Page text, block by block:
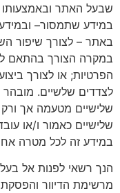
שבעל האתר
במידע שתמסור–
באתר – לצורך שיפור
במקרה הצורך בהתאם
הפרטיות; או לצורך
לצדדים שלשיים.
שלישיים מטעמה אך ורק
שלישיים כאמור ו/או
במידע זה לכל מטרה
הנך רשאי לפנות אל
מרשימת הדיוור